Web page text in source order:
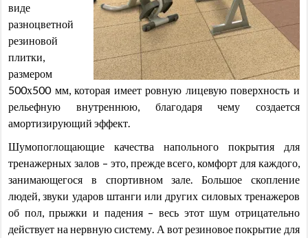
виде
разноцветной
резиновой
плитки,
размером
500х500 мм, которая имеет ровную лицевую поверхность и
рельефную внутреннюю, благодаря чему создается
амортизирующий эффект.
Шумопоглощающие качества напольного покрытия для
тренажерных залов – это, прежде всего, комфорт для каждого,
занимающегося в спортивном зале. Большое скопление
людей, звуки ударов штанги или других силовых тренажеров
об пол, прыжки и падения – весь этот шум отрицательно
действует на нервную систему. А вот резиновое покрытие для